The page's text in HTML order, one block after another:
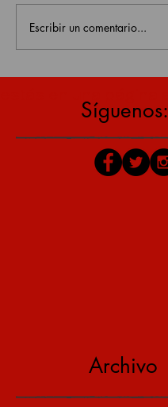
Escribir un comentario...
Síguenos:
Archivo